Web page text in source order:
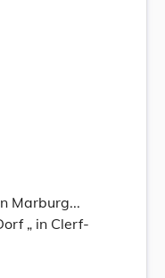
Marburg...
„ in Clerf-